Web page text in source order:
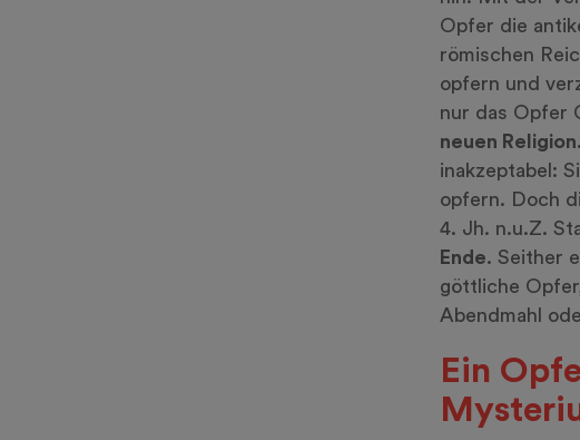
Opfer die
römischen
opfern und
nur das Opfer
neuen Religion
inakzeptabel:
opfern. Doch
4. Jh. n.u.Z.
Ende. Seither
göttliche
Abendmahl
Ein